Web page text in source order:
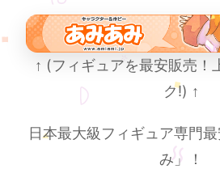
↑ (フィギュアを最安販売！
ク!) ↑
日本最大級フィギュア専門
み」！